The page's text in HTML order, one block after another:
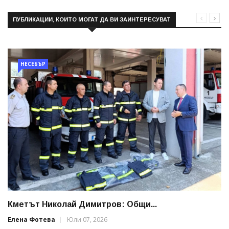
ПУБЛИКАЦИИ, КОИТО МОГАТ ДА ВИ ЗАИНТЕРЕСУВАТ
НЕСЕБЪР
Кметът Николай Димитров: Общи...
Елена Фотева
Юли 07, 2026